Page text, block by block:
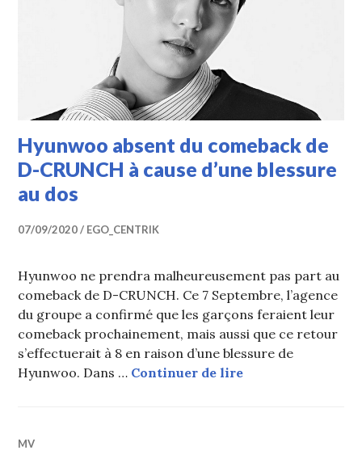
Hyunwoo absent du comeback de
D-CRUNCH à cause d’une blessure
au dos
07/09/2020 EGO_CENTRIK
Hyunwoo ne prendra malheureusement pas part au
comeback de D-CRUNCH. Ce 7 Septembre, l’agence
du groupe a confirmé que les garçons feraient leur
comeback prochainement, mais aussi que ce retour
s’effectuerait à 8 en raison d’une blessure de
Hyunwoo. Dans … Continuer de lireHyunwoo absent
MV